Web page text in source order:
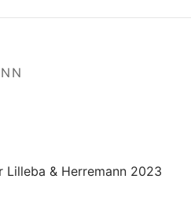
& Herremann 2023